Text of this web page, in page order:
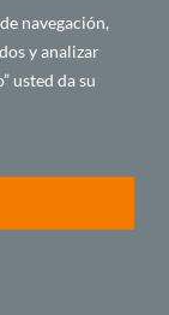
navegación,
y analizar
usted da su